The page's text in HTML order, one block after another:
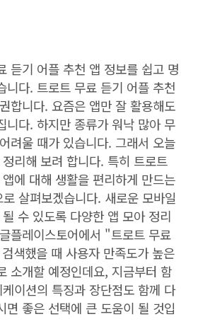
듣기 어플 추천 앱 정보를 쉽고 명
니다. 트로트 무료 듣기 어플 추천
합니다. 요즘은 앱만 잘 활용해도
니다. 하지만 종류가 워낙 많아 무
려울 때가 있습니다. 그래서 오늘
리해 보려 합니다. 특히 트로트
에 대해 생활을 편리하게 만드는
살펴보겠습니다. 새로운 모바일
수 있도록 다양한 앱 모아 정리
플레이스토어에서 "트로트 무료
색했을 때 사용자 만족도가 높은
소개할 예정인데요, 지금부터 함
이션의 특징과 장단점도 함께 다
면 좋은 선택에 큰 도움이 될 것입